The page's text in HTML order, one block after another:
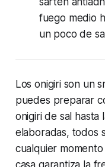
fuego medio
un poco de
Los onigiri son un
puedes preparar
onigiri de sal hasta
elaboradas, todos
cualquier